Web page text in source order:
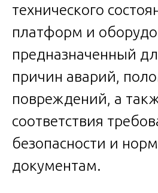
технического
платформ и
предназначенный
причин аварий,
повреждений, а
соответствия
безопасности и
документам.